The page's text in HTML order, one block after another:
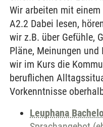
Wir arbeiten mit
A2.2 Dabei lesen,
wir z.B. über Gefühle,
Pläne, Meinungen
wir im Kurs die
beruflichen
Vorkenntnisse
Leuphana